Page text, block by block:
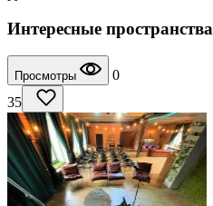
Интересные пространства
Просмотры
0
35